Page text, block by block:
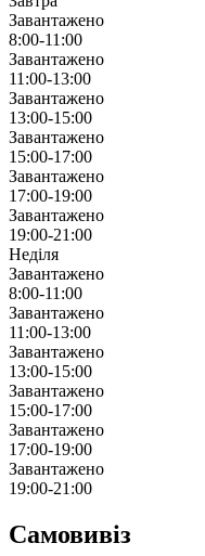
Завантажено
8:00-11:00
Завантажено
11:00-13:00
Завантажено
13:00-15:00
Завантажено
15:00-17:00
Завантажено
17:00-19:00
Завантажено
19:00-21:00
Неділя
Завантажено
8:00-11:00
Завантажено
11:00-13:00
Завантажено
13:00-15:00
Завантажено
15:00-17:00
Завантажено
17:00-19:00
Завантажено
19:00-21:00
Самовивіз